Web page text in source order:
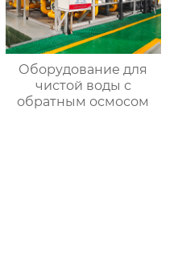
Оборудование для
чистой воды с
обратным осмосом